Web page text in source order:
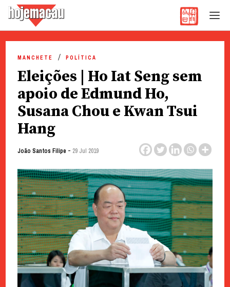
content
MANCHETE POLÍTICA
Eleições | Ho Iat Seng sem
apoio de Edmund Ho,
Susana Chou e Kwan Tsui
Hang
João Santos Filipe - 29 Jul 2019